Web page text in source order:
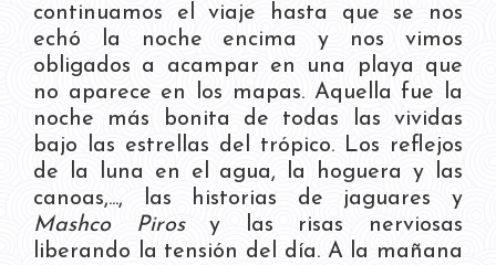
continuamos el viaje hasta que se nos
echó la noche encima y nos vimos
obligados a acampar en una playa que
no aparece en los mapas. Aquella fue la
noche más bonita de todas las vividas
bajo las estrellas del trópico. Los reflejos
de la luna en el agua, la hoguera y las
canoas,..., las historias de jaguares y
Mashco Pirosy las risas nerviosas
liberando la tensión del día. A la mañana